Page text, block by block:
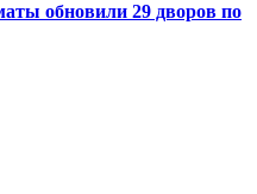
обновили 29 дворов по